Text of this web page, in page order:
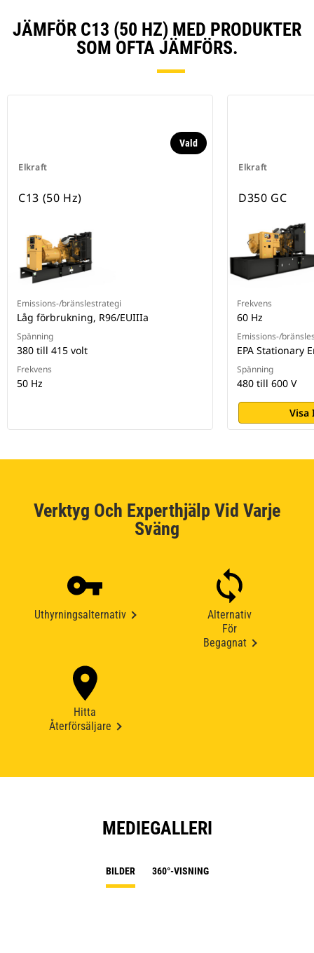
JÄMFÖR C13 (50 HZ) MED PRODUKTER
SOM OFTA JÄMFÖRS.
Elkraft
Vald
C13 (50 Hz)
Emissions-/bränslestrategi
Låg förbrukning, R96/EUIIIa
Spänning
380 till 415 volt
Frekvens
50 Hz
Elkraft
D350 GC
Frekvens
60 Hz
Emissions-/
EPA Stationary
Spänning
480 till 600 V
Visa
Verktyg Och Experthjälp Vid Varje
Sväng
Uthyrningsalternativ
Alternativ
För
Begagnat
Hitta
Återförsäljare
MEDIEGALLERI
BILDER 360°-VISNING